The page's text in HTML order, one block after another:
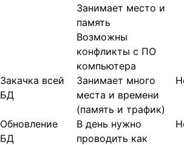
Занимает место и
память
Возможны
конфликты с ПО
компьютера
Закачка всей
БД
Занимает много
места и времени
(память и трафик)
Обновление
БД
В день нужно
проводить как